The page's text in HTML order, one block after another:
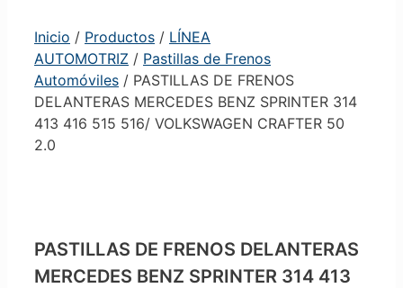
Inicio / Productos / LÍNEA
AUTOMOTRIZ / Pastillas de Frenos
Automóviles / PASTILLAS DE FRENOS
DELANTERAS MERCEDES BENZ SPRINTER 314
413 416 515 516/ VOLKSWAGEN CRAFTER 50
2.0
PASTILLAS DE FRENOS DELANTERAS
MERCEDES BENZ SPRINTER 314 413